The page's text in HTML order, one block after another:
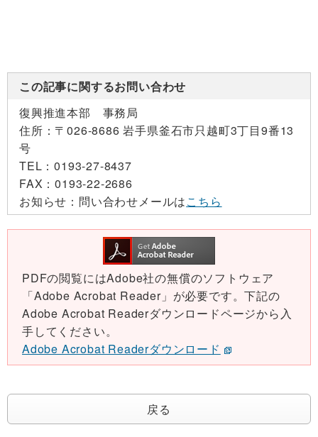
この記事に関するお問い合わせ
復興推進本部 事務局
住所： 〒026-8686 岩手県釜石市只越町3丁目9番13
号
TEL：0193-27-8437
FAX：0193-22-2686
お知らせ： 問い合わせメールはこちら
PDFの閲覧にはAdobe社の無償のソフトウェア
「Adobe Acrobat Reader」が必要です。下記の
Adobe Acrobat Readerダウンロードページから入
手してください。
Adobe Acrobat Readerダウンロード
戻る